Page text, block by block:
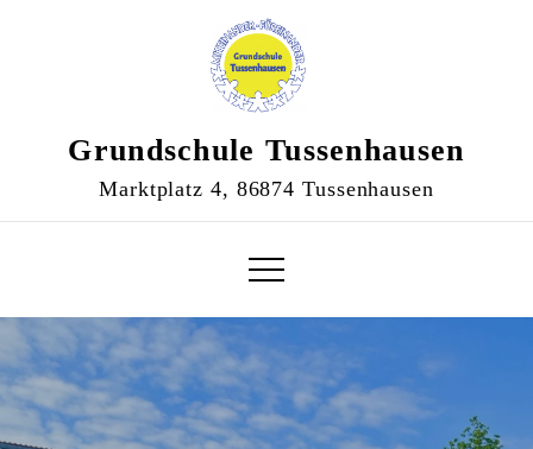
Grundschule Tussenhausen
Marktplatz 4, 86874 Tussenhausen